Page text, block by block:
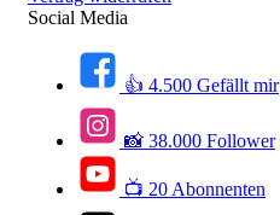
Social Media
👍 4.500 Gefällt mir
📸 38.000 Follower
📺 20 Abonnenten